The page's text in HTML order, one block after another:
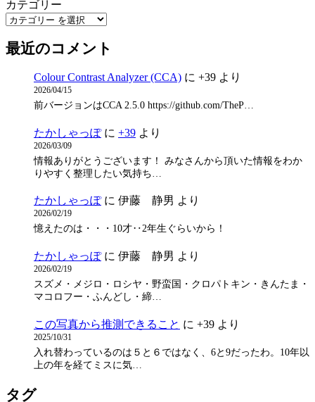
カテゴリー
最近のコメント
Colour Contrast Analyzer (CCA) に +39 より
2026/04/15
前バージョンはCCA 2.5.0 https://github.com/TheP…
たかしゃっぽに +39 より
2026/03/09
情報ありがとうございます！ みなさんから頂いた情報をわか
りやすく整理したい気持ち…
たかしゃっぽに 伊藤 静男 より
2026/02/19
憶えたのは・・・10才‥2年生ぐらいから！
たかしゃっぽに 伊藤 静男 より
2026/02/19
スズメ・メジロ・ロシヤ・野蛮国・クロパトキン・きんたま・
マコロフー・ふんどし・締…
この写真から推測できること に +39 より
2025/10/31
入れ替わっているのは５と６ではなく、6と9だったわ。10年以
上の年を経てミスに気…
タグ